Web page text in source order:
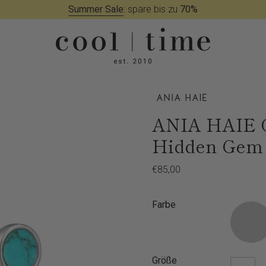
Summer Sale: spare bis zu 70%
ANIA HAIE
Hidden Gem
Regulärer
€85,00
Farbe
Größe